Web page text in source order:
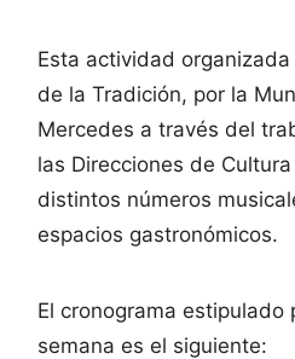
Esta actividad
de la Tradición, por la
Mercedes a través del
las Direcciones de
distintos números
espacios gastronómicos.
El cronograma estipulado
semana es el siguiente: